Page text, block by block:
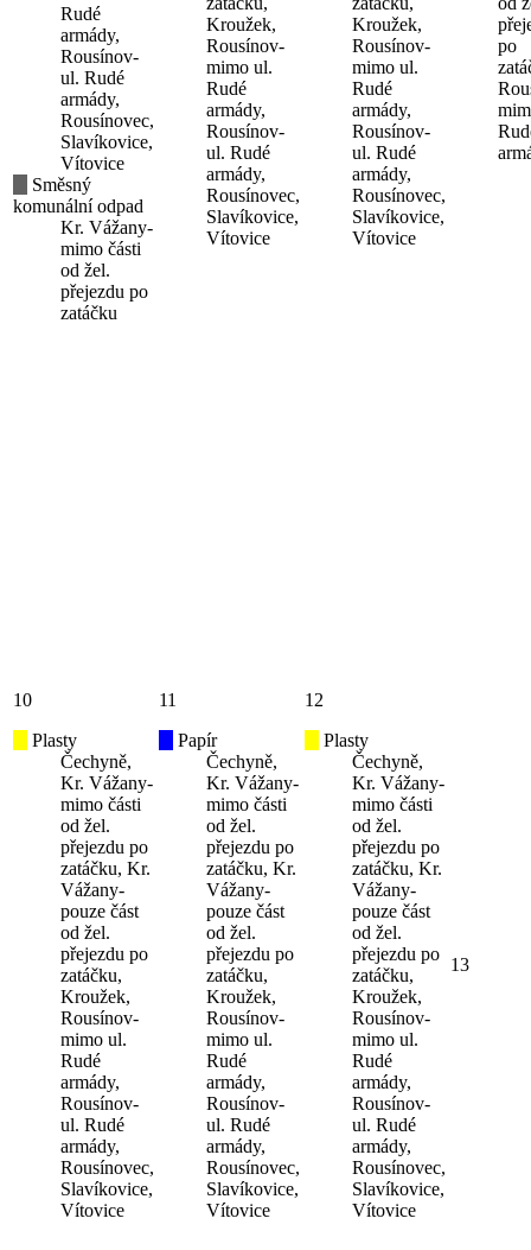
Rudé
armády,
Rousínov-
ul. Rudé
armády,
Rousínovec,
Slavíkovice,
Vítovice
Směsný
komunální odpad
Kr. Vážany-
mimo části
od žel.
přejezdu po
zatáčku
Kroužek,
Rousínov-
mimo ul.
Rudé
armády,
Rousínov-
ul. Rudé
armády,
Rousínovec,
Slavíkovice,
Vítovice
Kroužek,
Rousínov-
mimo ul.
Rudé
armády,
Rousínov-
ul. Rudé
armády,
Rousínovec,
Slavíkovice,
Vítovice
po
10
Plasty
Čechyně,
Kr. Vážany-
mimo části
od žel.
přejezdu po
zatáčku, Kr.
Vážany-
pouze část
od žel.
přejezdu po
zatáčku,
Kroužek,
Rousínov-
mimo ul.
Rudé
armády,
Rousínov-
ul. Rudé
armády,
Rousínovec,
Slavíkovice,
Vítovice
11
Papír
Čechyně,
Kr. Vážany-
mimo části
od žel.
přejezdu po
zatáčku, Kr.
Vážany-
pouze část
od žel.
přejezdu po
zatáčku,
Kroužek,
Rousínov-
mimo ul.
Rudé
armády,
Rousínov-
ul. Rudé
armády,
Rousínovec,
Slavíkovice,
Vítovice
12
Plasty
Čechyně,
Kr. Vážany-
mimo části
od žel.
přejezdu po
zatáčku, Kr.
Vážany-
pouze část
od žel.
přejezdu po
zatáčku,
Kroužek,
Rousínov-
mimo ul.
Rudé
armády,
Rousínov-
ul. Rudé
armády,
Rousínovec,
Slavíkovice,
Vítovice
13